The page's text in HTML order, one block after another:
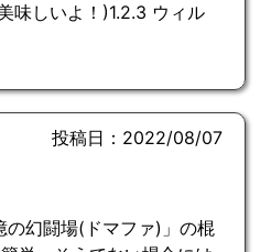
味しいよ！)1.2.3 ウィル
投稿日：2022/08/07
幻闘場(ドマファ)」の棍